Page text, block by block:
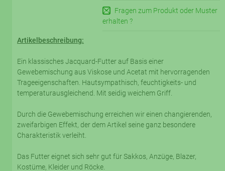
Fragen zum Produkt oder Muster
erhalten ?
Artikelbeschreibung:
Ein klassisches Jacquard-Futter auf Basis einer
Gewebemischung aus Viskose und Acetat mit hervorragenden
Trageeigenschaften. Hautsympathisch, feuchtigkeits- und
temperaturausgleichend. Mit seidig weichem Griff.
Durch die Gewebemischung erreichen wir einen changierenden,
zweifarbigen Effekt, der dem Artikel seine ganz besondere
Charakteristik verleiht.
Das Futter eignet sich sehr gut für Sakkos, Anzüge, Blazer,
Kostüme, Kleider und Röcke.